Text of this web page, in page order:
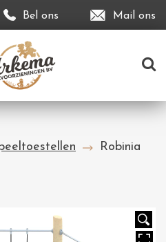
Bel ons Mail ons
Robinia